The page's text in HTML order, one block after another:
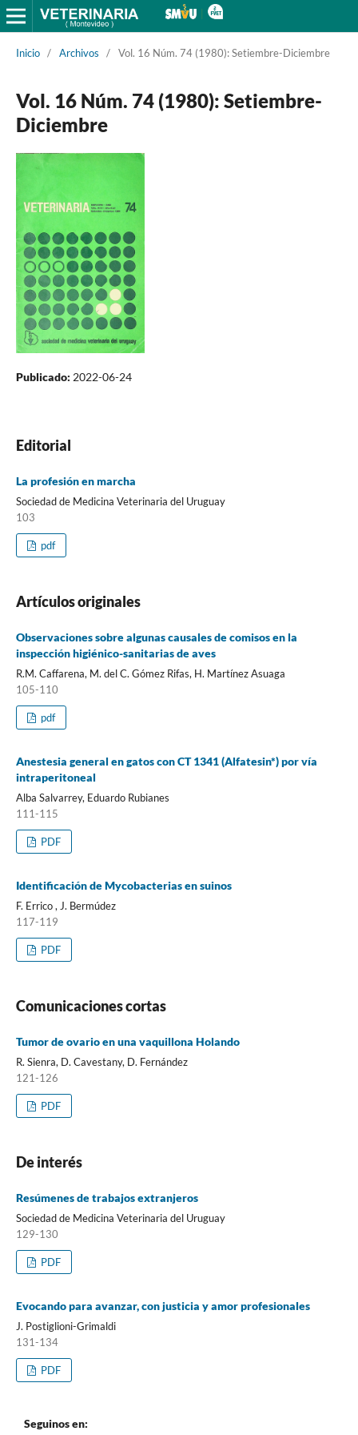
Inicio / Archivos / Vol. 16 Núm. 74 (1980): Setiembre-Diciembre
Vol. 16 Núm. 74 (1980): Setiembre-
Diciembre
Publicado: 2022-06-24
Editorial
La profesión en marcha
Sociedad de Medicina Veterinaria del Uruguay
103
pdf
Artículos originales
Observaciones sobre algunas causales de comisos en la
inspección higiénico-sanitarias de aves
R.M. Caffarena, M. del C. Gómez Rifas, H. Martínez Asuaga
105-110
pdf
Anestesia general en gatos con CT 1341 (Alfatesin*) por vía
intraperitoneal
Alba Salvarrey, Eduardo Rubianes
111-115
PDF
Identificación de Mycobacterias en suinos
F. Errico , J. Bermúdez
117-119
PDF
Comunicaciones cortas
Tumor de ovario en una vaquillona Holando
R. Sienra, D. Cavestany, D. Fernández
121-126
PDF
De interés
Resúmenes de trabajos extranjeros
Sociedad de Medicina Veterinaria del Uruguay
129-130
PDF
Evocando para avanzar, con justicia y amor profesionales
J. Postiglioni-Grimaldi
131-134
PDF
Seguinos en: